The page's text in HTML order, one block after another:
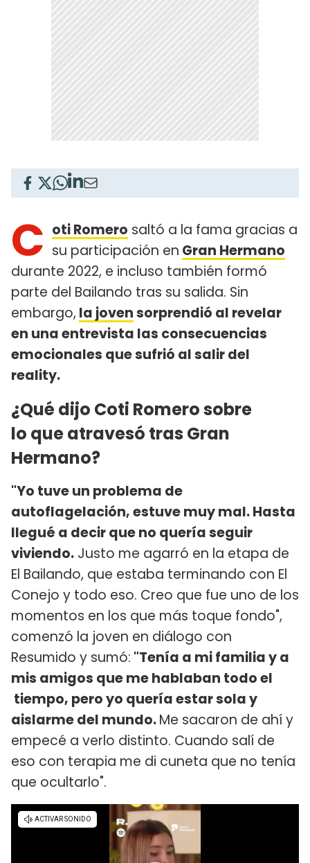
C oti Romero saltó a la fama gracias a
su participación en Gran Hermano
durante 2022, e incluso también formó
parte del Bailando tras su salida. Sin
embargo, la jovensorprendió al revelar
en una entrevista las consecuencias
emocionales que sufrió al salir del
reality.
¿Qué dijo Coti Romero sobre
lo que atravesó tras Gran
Hermano?
"Yo tuve un problema de
autoflagelación, estuve muy mal. Hasta
llegué a decir que no quería seguir
viviendo. Justo me agarró en la etapa de
El Bailando, que estaba terminando con El
Conejo y todo eso. Creo que fue uno de los
momentos en los que más toque fondo",
comenzó la joven en diálogo con
Resumido y sumó: "Tenía a mi familia y a
mis amigos que me hablaban todo el
tiempo, pero yo quería estar sola y
aislarme del mundo.Me sacaron de ahí y
empecé a verlo distinto. Cuando salí de
eso con terapia me di cuneta que no tenía
que ocultarlo".